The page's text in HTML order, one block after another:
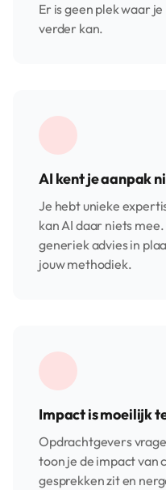
Er is geen plek waar
verder kan.
AI kent je aanpak
Je hebt unieke
kan AI daar niets
generiek advies in
jouw methodiek.
Impact is moeilijk
Opdrachtgevers
toon je de impact van
gesprekken zit en